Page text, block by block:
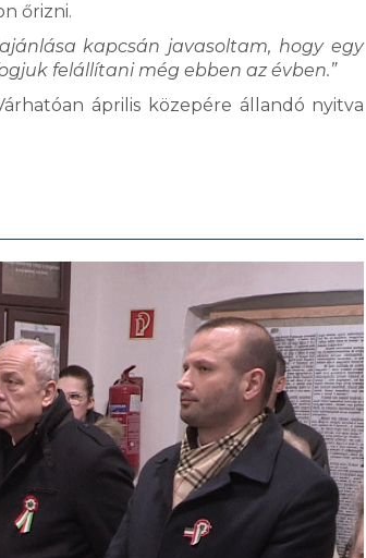
őrizni.
kapcsán javasoltam, hogy egy
felállítani még ebben az évben.”
április közepére állandó nyitva